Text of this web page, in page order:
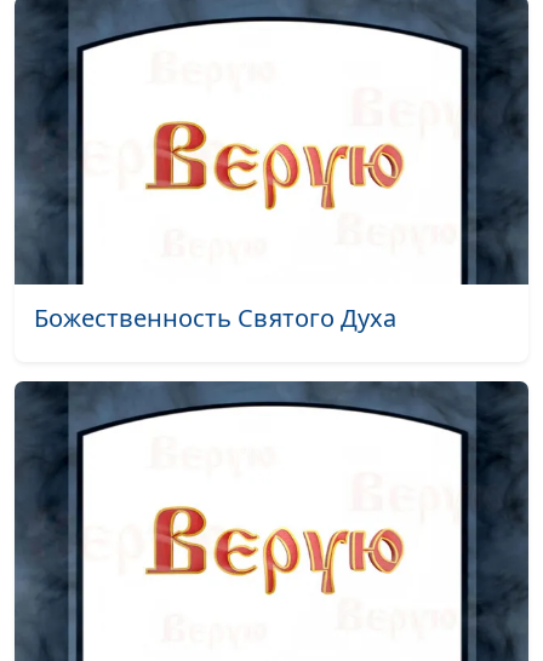
Прощение или
непрощение
Елена Варнавская,
#119
Вы соль земли. К кому
обращены эти слова?
(вторая часть)
Юлия Уткина, Николай
Кунцевич,
священнослужитель
#118
Вы соль земли. К кому
(первая часть)
священнослужитель
#117
заплатить, чтобы
стать учеником
Христа?
Кунцевич,
священнослужитель
призывать к
священнослужитель
Много званых, но
Юлия Уткина, Николай
#114
Божественность Святого Духа